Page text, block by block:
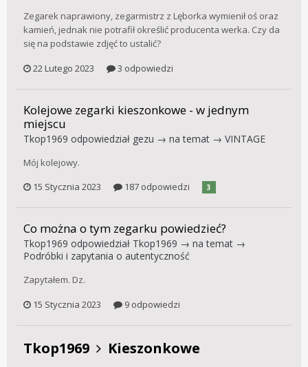
Zegarek naprawiony, zegarmistrz z Lęborka wymienił oś oraz
kamień, jednak nie potrafił określić producenta werka. Czy da
się na podstawie zdjęć to ustalić?
22 Lutego 2023
3 odpowiedzi
Kolejowe zegarki kieszonkowe - w jednym
miejscu
Tkop1969 odpowiedział gezu → na temat → VINTAGE
Mój kolejowy.
15 Stycznia 2023
187 odpowiedzi 3
Co można o tym zegarku powiedzieć?
Tkop1969 odpowiedział Tkop1969 → na temat →
Podróbki i zapytania o autentyczność
Zapytałem. Dz.
15 Stycznia 2023
9 odpowiedzi
Tkop1969 Kieszonkowe